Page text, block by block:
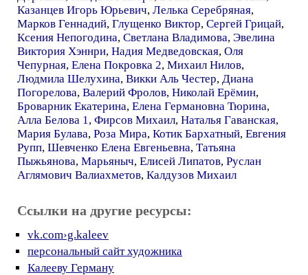
Казанцев Игорь Юрьевич, Лелька Серебряная,
Марков Геннадий, Глущенко Виктор, Сергей Грицай,
Ксения Непогодина, Светлана Владимова, Эвелина
Виктория Хэннри, Надия Медведовская, Оля
Чепурная, Елена Покровка 2, Михаил Нилов,
Людмила Шелухина, Викки Аль Честер, Диана
Погорелова, Валерий Фролов, Николай Ерёмин,
Броварник Екатерина, Елена Германовна Тюрина,
Алла Белова 1, Фирсов Михаил, Наталья Гаванская,
Мария Булава, Роза Мира, Котик Бархатный, Евгения
Рупп, Шевченко Елена Евгеньевна, Татьяна
Пыжьянова, Марьяныч, Елисей Липатов, Руслан
Аглямович Валиахметов, Калдузов Михаил
Ссылки на другие ресурсы:
vk.com›g.kaleev
персональный сайт художника
Калееву Герману